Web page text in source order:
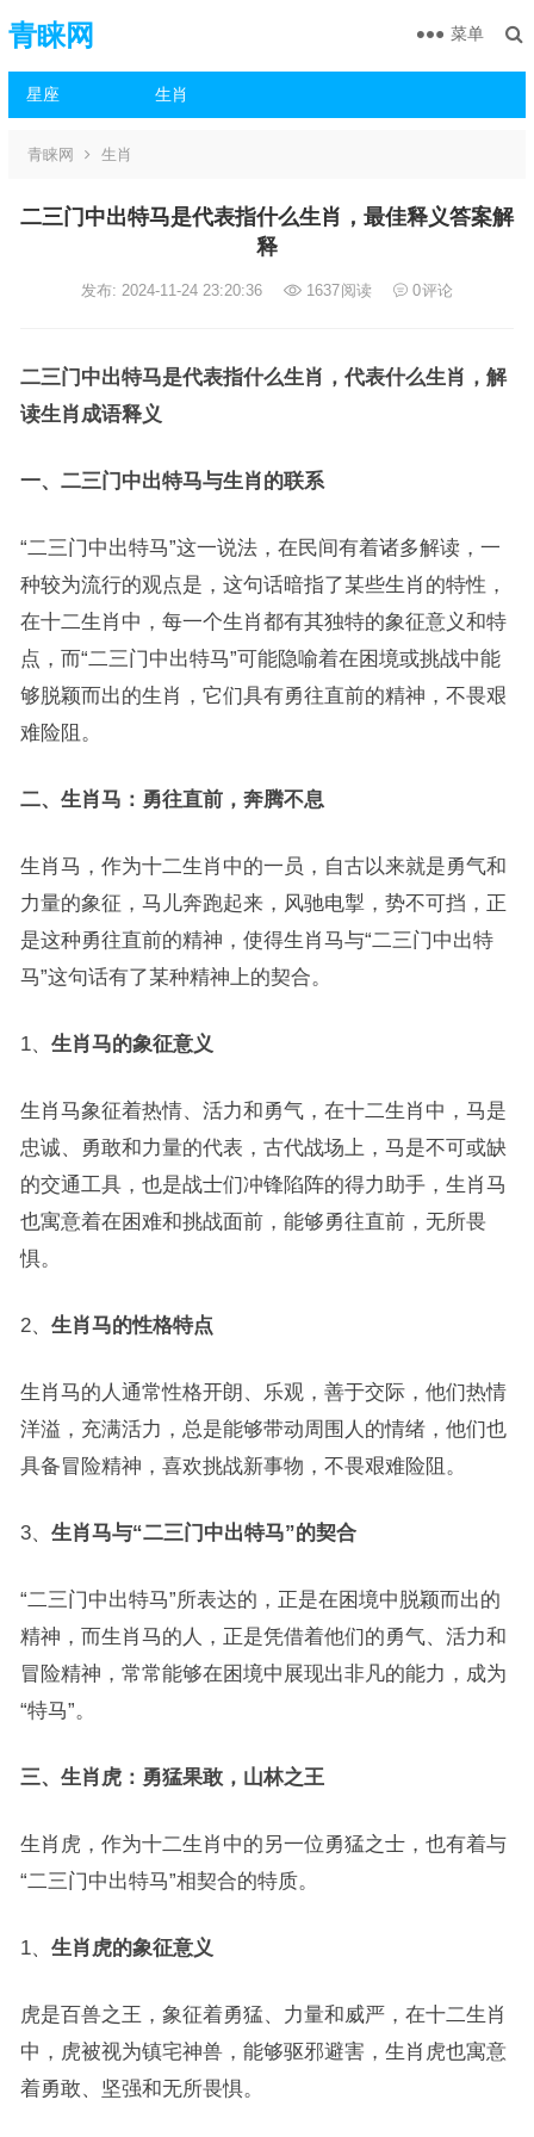
青睐网
星座 生肖
菜单
青睐网 生肖
二三门中出特马是代表指什么生肖，最佳释义答案解
释
发布: 2024-11-24 23:20:36 1637阅读 0评论
二三门中出特马是代表指什么生肖，代表什么生肖，解
读生肖成语释义
一、二三门中出特马与生肖的联系
“二三门中出特马”这一说法，在民间有着诸多解读，一
种较为流行的观点是，这句话暗指了某些生肖的特性，
在十二生肖中，每一个生肖都有其独特的象征意义和特
点，而“二三门中出特马”可能隐喻着在困境或挑战中能
够脱颖而出的生肖，它们具有勇往直前的精神，不畏艰
难险阻。
二、生肖马：勇往直前，奔腾不息
生肖马，作为十二生肖中的一员，自古以来就是勇气和
力量的象征，马儿奔跑起来，风驰电掣，势不可挡，正
是这种勇往直前的精神，使得生肖马与“二三门中出特
马”这句话有了某种精神上的契合。
1、 生肖马的象征意义
生肖马象征着热情、活力和勇气，在十二生肖中，马是
忠诚、勇敢和力量的代表，古代战场上，马是不可或缺
的交通工具，也是战士们冲锋陷阵的得力助手，生肖马
也寓意着在困难和挑战面前，能够勇往直前，无所畏
惧。
2、 生肖马的性格特点
生肖马的人通常性格开朗、乐观，善于交际，他们热情
洋溢，充满活力，总是能够带动周围人的情绪，他们也
具备冒险精神，喜欢挑战新事物，不畏艰难险阻。
3、 生肖马与“二三门中出特马”的契合
“二三门中出特马”所表达的，正是在困境中脱颖而出的
精神，而生肖马的人，正是凭借着他们的勇气、活力和
冒险精神，常常能够在困境中展现出非凡的能力，成为
“特马”。
三、生肖虎：勇猛果敢，山林之王
生肖虎，作为十二生肖中的另一位勇猛之士，也有着与
“二三门中出特马”相契合的特质。
1、 生肖虎的象征意义
虎是百兽之王，象征着勇猛、力量和威严，在十二生肖
中，虎被视为镇宅神兽，能够驱邪避害，生肖虎也寓意
着勇敢、坚强和无所畏惧。